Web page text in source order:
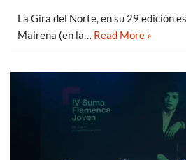
La Gira del Norte, en su 29 edición
Mairena (en la… Read More »